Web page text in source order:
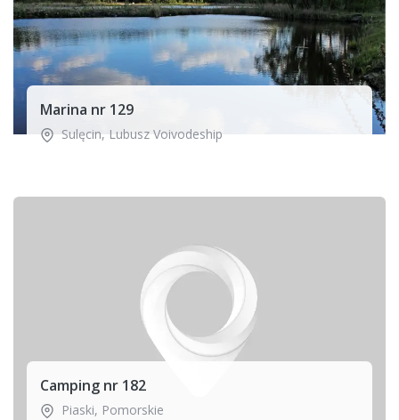
Marina nr 129
Sulęcin, Lubusz Voivodeship
Camping nr 182
Piaski, Pomorskie